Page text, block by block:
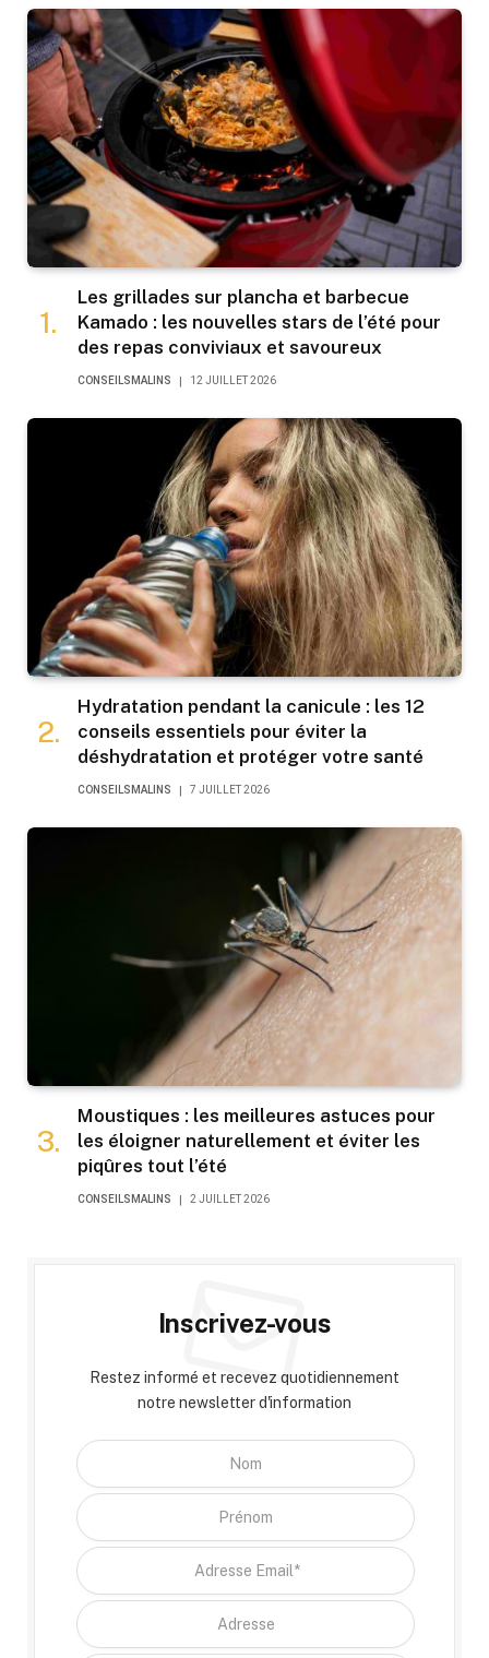
Les grillades sur plancha et barbecue
Kamado : les nouvelles stars de l’été pour
des repas conviviaux et savoureux
CONSEILSMALINS 12 JUILLET 2026
Hydratation pendant la canicule : les 12
conseils essentiels pour éviter la
déshydratation et protéger votre santé
CONSEILSMALINS 7 JUILLET 2026
Moustiques : les meilleures astuces pour
les éloigner naturellement et éviter les
piqûres tout l’été
CONSEILSMALINS 2 JUILLET 2026
Inscrivez-vous
Restez informé et recevez quotidiennement
notre newsletter d'information